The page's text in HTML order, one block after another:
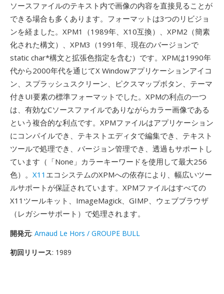
ソースファイルのテキスト内で画像の内容を直接見ることが
できる場合も多くあります。フォーマットは3つのリビジョ
ンを経ました。XPM1（1989年、X10互換）、XPM2（簡素
化された構文）、XPM3（1991年、現在のバージョンで
static char*構文と拡張色指定を含む）です。XPMは1990年
代から2000年代を通じてX Windowアプリケーションアイコ
ン、スプラッシュスクリーン、ピクスマップボタン、テーマ
付きUI要素の標準フォーマットでした。XPMの利点の一つ
は、有効なCソースファイルでありながらカラー画像である
という複合的な利点です。XPMファイルはアプリケーション
にコンパイルでき、テキストエディタで編集でき、テキスト
ツールで処理でき、バージョン管理でき、透過もサポートし
ています（「None」カラーキーワードを使用して最大256
色）。 X11 エコシステムのXPMへの依存により、幅広いツー
ルサポートが保証されています。XPMファイルはすべての
X11ツールキット、ImageMagick、GIMP、ウェブブラウザ
（レガシーサポート）で処理されます。
開発元: Arnaud Le Hors / GROUPE BULL
初回リリース: 1989